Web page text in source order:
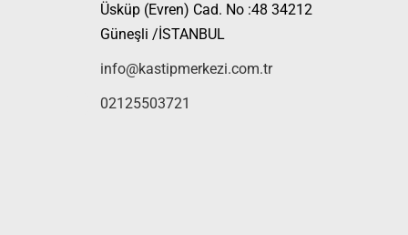
Üsküp (Evren) Cad. No :48 34212
Güneşli /İSTANBUL
info@kastipmerkezi.com.tr
02125503721